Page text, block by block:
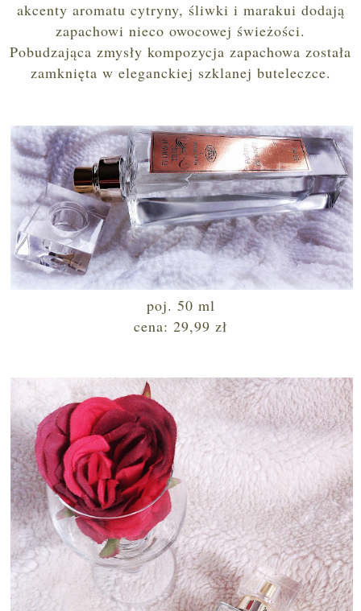
akcenty aromatu cytryny, śliwki i marakui dodają
zapachowi nieco owocowej świeżości.
Pobudzająca zmysły kompozycja zapachowa została
zamknięta w eleganckiej szklanej buteleczce.
poj. 50 ml
cena: 29,99 zł